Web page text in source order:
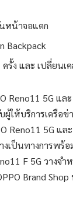
หน้าจอแตก
Backpack
รั้ง และ เปลี่ยนเ
Reno11 5G แล
ผู้ให้บริการเครือข่
Reno11 5G แล
งเป็นทางการพร้
F 5G วางจ
Brand